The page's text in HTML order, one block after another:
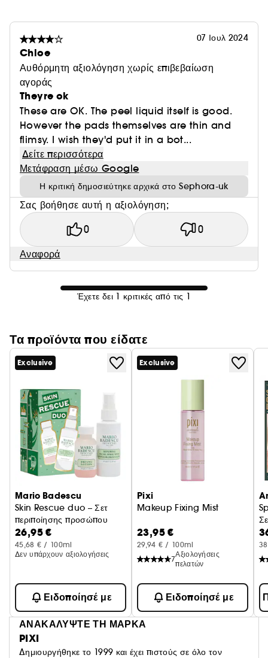
07 Ιουλ 2024
Chloe
Αυθόρμητη αξιολόγηση χωρίς επιβεβαίωση
αγοράς
Theyre ok
These are OK. The peel liquid itself is good.
However the pads themselves are thin and
flimsy. I wish they'd put it in a bot...
Δείτε περισσότερα
Μετάφραση μέσω Google
Η κριτική δημοσιεύτηκε αρχικά στο Sephora-uk
Σας βοήθησε αυτή η αξιολόγηση;
0 0
Αναφορά
Έχετε δει 1 κριτικές από τις 1
Τα προϊόντα που είδατε
Exclusive
Mario Badescu
Skin Rescue duo – Σετ
περιποίησης προσώπου
26,95 €
45,68 € / 100ml
Δεν υπάρχουν αξιολογήσεις
Ειδοποίησέ με
Exclusive
Pixi
Makeup Fixing Mist
23,95 €
29,94 € / 100ml
7
Αξιολογήσεις
πελατών
Ειδοποίησέ με
ΑΝΑΚΑΛΥΨΤΕ ΤΗ ΜΑΡΚΑ
PIXI
Δημιουργήθηκε το 1999 και έχει πιστούς σε όλο τον